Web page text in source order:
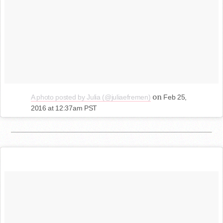
A photo posted by Julia (@juliaefremen) on Feb 25,
2016 at 12:37am PST